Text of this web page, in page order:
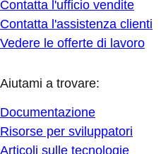
Contatta l'ufficio vendite
Contatta l'assistenza clienti
Vedere le offerte di lavoro
Aiutami a trovare:
Documentazione
Risorse per sviluppatori
Articoli sulle tecnologie